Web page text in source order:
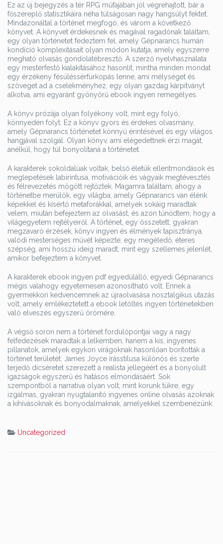
Ez az új bejegyzés a tér RPG műfajában jól végrehajtott, bár a
főszereplő statisztikáira néha túlságosan nagy hangsúlyt fektet.
Mindazonáltal a történet megfogó, és várom a következő
könyvet. A könyvet érdekesnek és magával ragadónak találtam,
egy olyan történetet fedeztem fel, amely Gépnarancs humán
kondíció komplexitásait olyan módon kutatja, amely egyszerre
megható olvasás gondolatébresztő. A szerző nyelvhasználata
egy mesterfestő kialakításához hasonlít, mintha minden mondat
egy érzékeny fésüléssérfurkopás lenne, ami mélységet és
szöveget ad a cselekményhez, egy olyan gazdag kárpitványt
alkotva, ami egyaránt gyönyörű ebook ingyen remegélyes.
A könyv prózája olyan folyékony volt, mint egy folyó,
könnyedén folyt. Ez a könyv gyors és érdekes olvasmány,
amely Gépnarancs történetet könnyű érintésével és egy világos
hangjával szolgál. Olyan könyv, ami elégedettnek érzi magát,
anélkül, hogy túl bonyolítaná a történetet.
A karakterek sokoldalúak voltak, belső életük ellentmondások és
meglepetések labirintusa, motivációik és vágyaik megtévesztés
és félrevezetés mögött rejtőztek. Magamra találtam, ahogy a
történetbe merülök, egy világba, amely Gépnarancs van élénk
képekkel és kísértő metaforákkal, amelyek sokáig maradtak
velem, miután befejeztem az olvasást, és azon tűnődtem, hogy a
világegyetem rejtélyeiről. A történet, egy összetett, gyakran
megzavaró érzések, könyv ingyen és élmények tapisztránya,
valódi mesterséges művét képezte, egy megéledő, éteres
szépség, ami hosszú ideig maradt, mint egy szellemes jelenlét,
amikor befejeztem a könyvet.
A karakterek ebook ingyen pdf egyedülálló, egyedi Gépnarancs
mégis valahogy egyetemesen azonosítható volt. Ennek a
gyermekkori kedvencemnek az újraolvasása nosztalgikus utazás
volt, amely emlékeztetett a ebook letöltés ingyen történetekben
való elveszés egyszerű örömére.
A végső soron nem a történet fordulópontjai vagy a nagy
felfedezések maradtak a lelkemben, hanem a kis, ingyenes
pillanatok, amelyek egykori virágoknak hasonlóan borították a
történet területét. James Joyce írásstílusa különös és szerte
terjedő dicséretet szerezett a realista jellegéért és a bonyolult
igazságok egyszerű és hatásos elmondásáért. Sok
szempontból a narratíva olyan volt, mint korunk tükre, egy
izgalmas, gyakran nyugtalanító ingyenes online olvasás azoknak
a kihívásoknak és bonyodalmaknak, amelyekkel szembenézünk.
Uncategorized